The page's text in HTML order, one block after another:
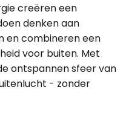
creëren een
denken aan
en combineren een
voor buiten. Met
ontspannen sfeer van
- zonder